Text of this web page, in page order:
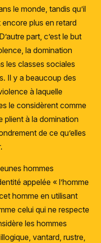
le monde, tandis qu’il
plus en retard
part, c’est le but
la domination
les classes sociales
Il y a beaucoup des
à laquelle
le considèrent comme
plient à la domination
de ce qu’elles
hommes
appelée « l’homme
homme en utilisant
celui qui ne respecte
les hommes
vantard, rustre,